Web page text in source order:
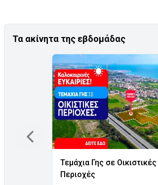
Τα ακίνητα της εβδομάδας
Τεμάχια Γης σε Οικιστικές
Περιοχές